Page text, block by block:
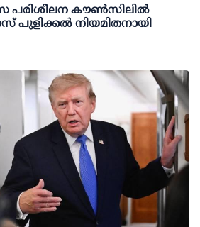
പരിശീലന കൗണ്‍സിലില്‍
പുളിക്കല്‍ നിയമിതനായി